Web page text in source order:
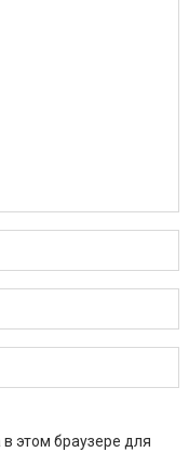
этом браузере для